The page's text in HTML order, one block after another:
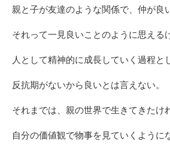
親と子が友達のような関係で、仲が良
それって一見良いことのように思える
人として精神的に成長していく過程と
反抗期がないから良いとは言えない。
それまでは、親の世界で生きてきたけ
自分の価値観で物事を見ていくように